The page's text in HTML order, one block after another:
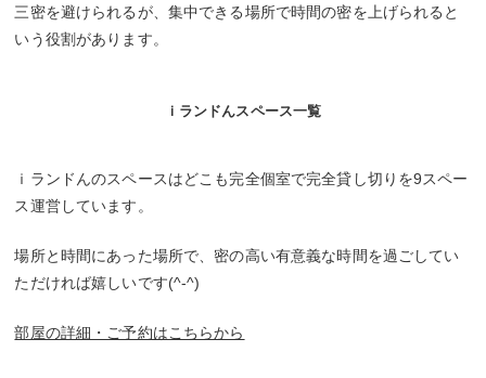
三密を避けられるが、集中できる場所で時間の密を上げられると
いう役割があります。
ｉランドんスペース一覧
ｉランドんのスペースはどこも完全個室で完全貸し切りを9スペー
ス運営しています。
場所と時間にあった場所で、密の高い有意義な時間を過ごしてい
ただければ嬉しいです(^-^)
部屋の詳細・ご予約はこちらから